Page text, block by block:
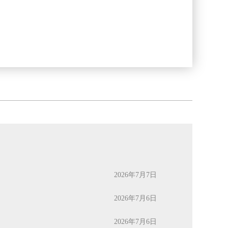
2026年7月7日
2026年7月6日
2026年7月6日